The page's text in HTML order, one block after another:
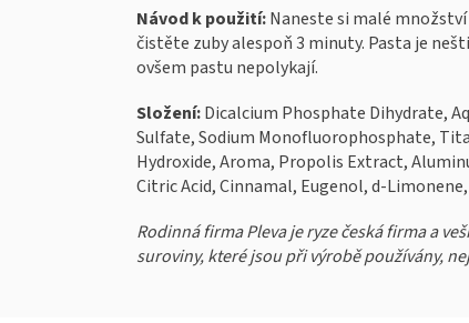
Návod k použití:Naneste si malé
čistěte zuby alespoň 3 minuty. Pasta je
ovšem pastu nepolykají.
Složení:Dicalcium Phosphate Dihydrate,
Sulfate, Sodium Monofluorophosphate,
Hydroxide, Aroma, Propolis Extract,
Citric Acid, Cinnamal, Eugenol, d-
Rodinná firma Pleva je ryze česká firma a
suroviny, které jsou při výrobě používány,